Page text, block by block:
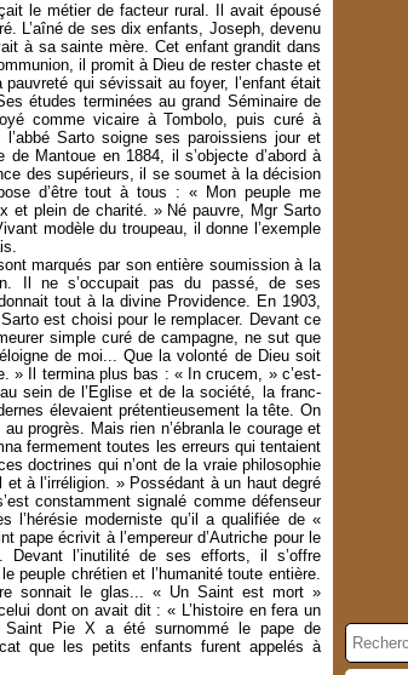
le métier de facteur rural. Il avait épousé
L’aîné de ses dix enfants, Joseph, devenu
à sa sainte mère. Cet enfant grandit dans
il promit à Dieu de rester chaste et
qui sévissait au foyer, l’enfant était
études terminées au grand Séminaire de
comme vicaire à Tombolo, puis curé à
Sarto soigne ses paroissiens jour et
Mantoue en 1884, il s’objecte d’abord à
des supérieurs, il se soumet à la décision
d’être tout à tous : « Mon peuple me
et plein de charité. » Né pauvre, Mgr Sarto
modèle du troupeau, il donne l’exemple
marqués par son entière soumission à la
Il ne s’occupait pas du passé, de ses
tout à la divine Providence. En 1903,
est choisi pour le remplacer. Devant ce
simple curé de campagne, ne sut que
de moi... Que la volonté de Dieu soit
» Il termina plus bas : « In crucem, » c’est-
sein de l’Eglise et de la société, la franc-
élevaient prétentieusement la tête. On
progrès. Mais rien n’ébranla le courage et
fermement toutes les erreurs qui tentaient
doctrines qui n’ont de la vraie philosophie
à l’irréligion. » Possédant à un haut degré
constamment signalé comme défenseur
l’hérésie moderniste qu’il a qualifiée de «
pape écrivit à l’empereur d’Autriche pour le
Devant l’inutilité de ses efforts, il s’offre
peuple chrétien et l’humanité toute entière.
sonnait le glas... « Un Saint est mort »
dont on avait dit : « L’histoire en fera un
Saint Pie X a été surnommé le pape de
que les petits enfants furent appelés à